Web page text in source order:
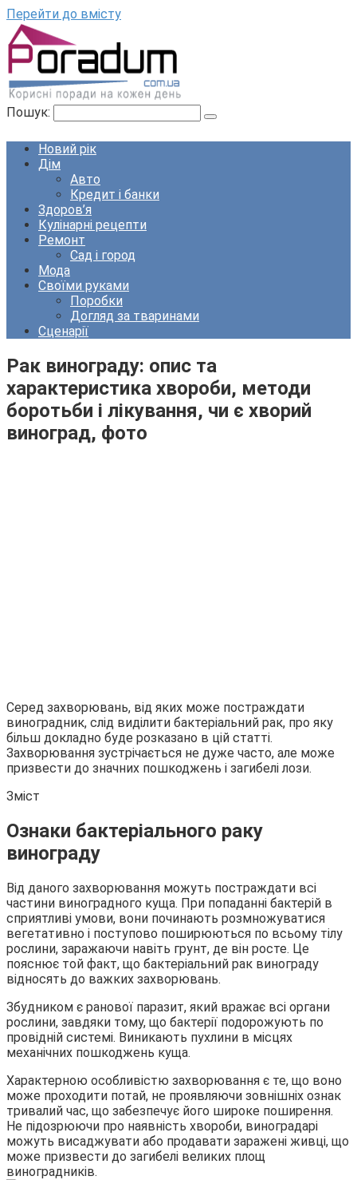
Перейти до вмісту
Пошук:
Новий рік
Дім
Авто
Кредит і банки
Здоров’я
Кулінарні рецепти
Ремонт
Сад і город
Мода
Своїми руками
Поробки
Догляд за тваринами
Сценарії
Рак винограду: опис та
характеристика хвороби, методи
боротьби і лікування, чи є хворий
виноград, фото
Серед захворювань, від яких може постраждати
виноградник, слід виділити бактеріальний рак, про яку
більш докладно буде розказано в цій статті.
Захворювання зустрічається не дуже часто, але може
призвести до значних пошкоджень і загибелі лози.
Зміст
Ознаки бактеріального раку
винограду
Від даного захворювання можуть постраждати всі
частини виноградного куща. При попаданні бактерій в
сприятливі умови, вони починають розмножуватися
вегетативно і поступово поширюються по всьому тілу
рослини, заражаючи навіть грунт, де він росте. Це
пояснює той факт, що бактеріальний рак винограду
відносять до важких захворювань.
Збудником є ранової паразит, який вражає всі органи
рослини, завдяки тому, що бактерії подорожують по
провідній системі. Виникають пухлини в місцях
механічних пошкоджень куща.
Характерною особливістю захворювання є те, що воно
може проходити потай, не проявляючи зовнішніх ознак
тривалий час, що забезпечує його широке поширення.
Не підозрюючи про наявність хвороби, виноградарі
можуть висаджувати або продавати заражені живці, що
може призвести до загибелі великих площ
виноградників.